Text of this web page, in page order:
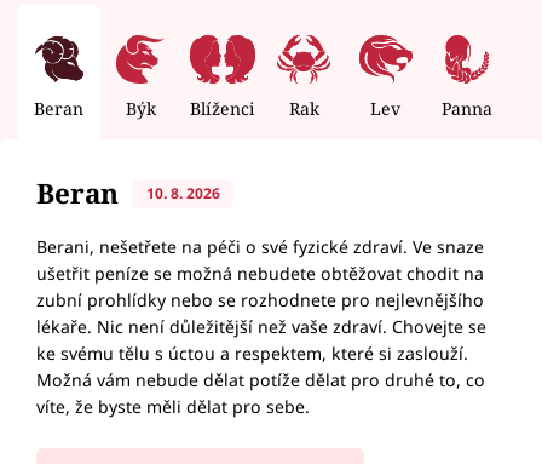
Beran Býk Blíženci Rak Lev Panna
Beran 10. 8. 2026
Berani, nešetřete na péči o své fyzické zdraví. Ve snaze
ušetřit peníze se možná nebudete obtěžovat chodit na
zubní prohlídky nebo se rozhodnete pro nejlevnějšího
lékaře. Nic není důležitější než vaše zdraví. Chovejte se
ke svému tělu s úctou a respektem, které si zaslouží.
Možná vám nebude dělat potíže dělat pro druhé to, co
víte, že byste měli dělat pro sebe.